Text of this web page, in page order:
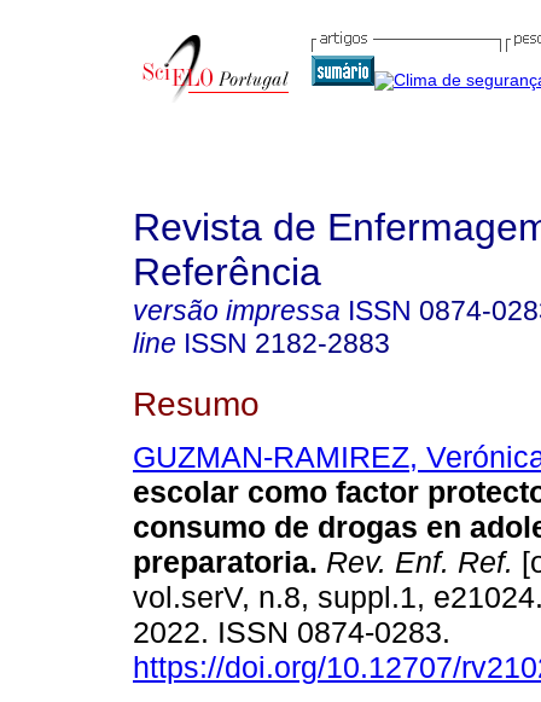
Revista de
Referência
versão impressa ISSN 0874-
line ISSN 2182-2883
Resumo
GUZMAN-RAMIREZ,
escolar como factor
consumo de drogas en
preparatoria. Rev. Enf. Ref.
vol.serV, n.8, suppl.1,
2022. ISSN 0874-0283.
https://doi.org/10.12707/